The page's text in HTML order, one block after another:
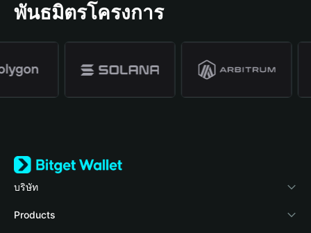
พันธมิตรโครงการ
บริษัท
เกี่ยวกับ Bitget Wallet
Products